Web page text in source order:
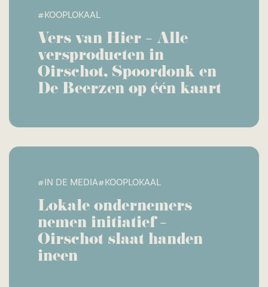
#KOOPLOKAAL
Vers van Hier – Alle
versproducten in
Oirschot, Spoordonk en
De Beerzen op één kaart
#IN DE MEDIA#KOOPLOKAAL
Lokale ondernemers
nemen initiatief –
Oirschot slaat handen
ineen